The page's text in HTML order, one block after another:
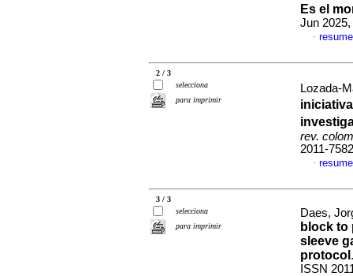
Es el
Jun
·
2 / 3
selecciona
para imprimir
Lozada-
rev.
2011-7582
·
3 / 3
selecciona
para imprimir
Daes,
block to
sleeve
protocol
ISSN